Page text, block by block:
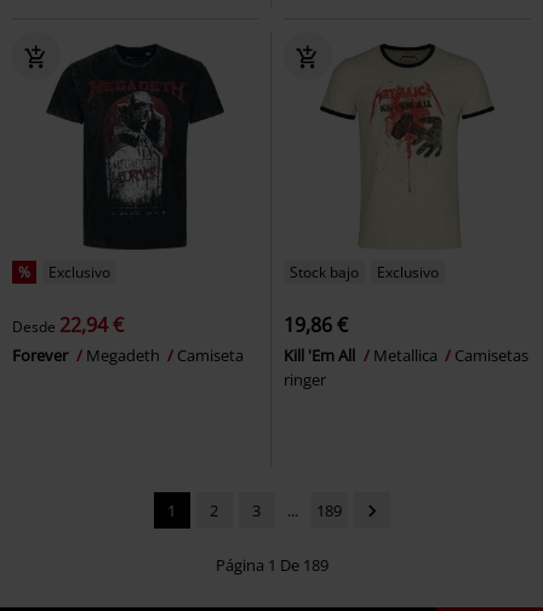
% Exclusivo
Desde 22,94 €
Forever Megadeth Camiseta
Stock bajo Exclusivo
19,86 €
Kill 'Em All Metallica
Camisetas
ringer
1 2 3 ... 189
Página 1 De 189